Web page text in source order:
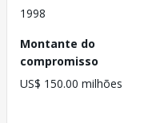
1998
Montante do
compromisso
US$ 150.00 milhões